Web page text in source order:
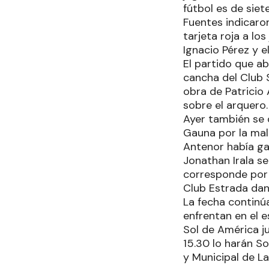
fútbol es de
Fuentes
tarjeta roja a los
Ignacio Pérez y
El partido que
cancha del Club
obra de Patricio
sobre el arquero.
Ayer también
Gauna por la
Antenor había
Jonathan Irala
corresponde
Club Estrada
La fecha
enfrentan en el
Sol de América
15.30 lo harán
y Municipal de